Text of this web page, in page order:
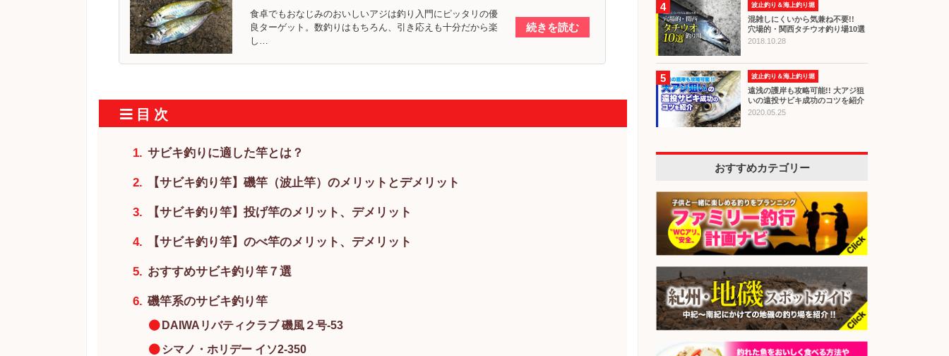
食卓でもおなじみのおいしいアジは釣り入門にピッタリの優
良ターゲット。数釣りはもちろん、引き応えも十分だから楽
し…
続きを読む
サビキ釣りに適した竿とは？
【サビキ釣り竿】磯竿（波止竿）のメリットとデメリット
【サビキ釣り竿】投げ竿のメリット、デメリット
【サビキ釣り竿】のべ竿のメリット、デメリット
おすすめサビキ釣り竿７選
磯竿系のサビキ釣り竿
DAIWAリバティクラブ 磯風２号-53
シマノ・ホリデー イソ2-350
4 波止釣り＆海上釣り堀
混雑しにくいから気兼ね不要!!
穴場的・関西タチウオ釣り場10選
2018.10.28
5 波止釣り＆海上釣り堀
遠浅の護岸も攻略可能!! 大アジ狙
いの遠投サビキ成功のコツを紹介
2020.05.25
おすすめカテゴリー